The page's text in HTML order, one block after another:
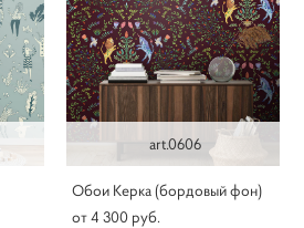
art.0606
Обои Керка (бордовый фон)
от 4 300 pуб.